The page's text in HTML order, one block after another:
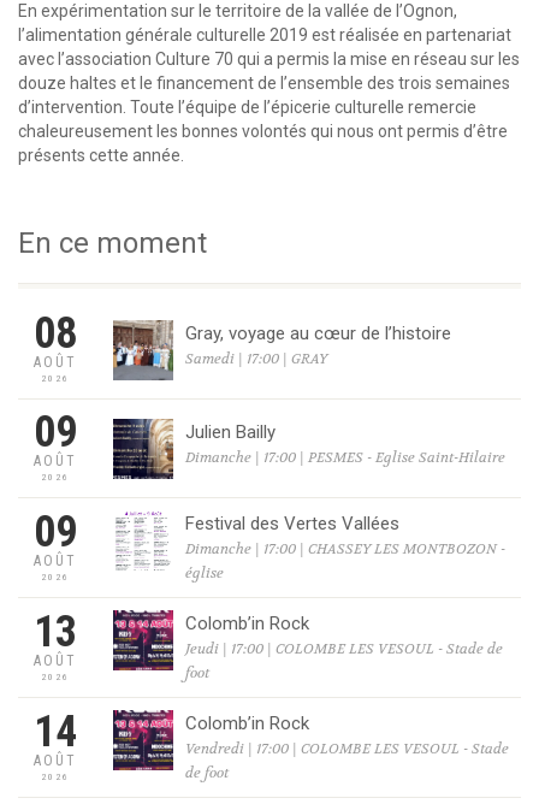
En expérimentation sur le territoire de la vallée de l’Ognon,
l’alimentation générale culturelle 2019 est réalisée en partenariat
avec l’association Culture 70 qui a permis la mise en réseau sur les
douze haltes et le financement de l’ensemble des trois semaines
d’intervention. Toute l’équipe de l’épicerie culturelle remercie
chaleureusement les bonnes volontés qui nous ont permis d’être
présents cette année.
En ce moment
08
AOÛT
2026
Gray, voyage au cœur de l’histoire
Samedi | 17:00 | GRAY
09
AOÛT
2026
Julien Bailly
Dimanche | 17:00 | PESMES - Eglise Saint-Hilaire
09
AOÛT
2026
Festival des Vertes Vallées
Dimanche | 17:00 | CHASSEY LES MONTBOZON -
église
13
AOÛT
2026
Colomb’in Rock
Jeudi | 17:00 | COLOMBE LES VESOUL - Stade de
foot
14
AOÛT
2026
Colomb’in Rock
Vendredi | 17:00 | COLOMBE LES VESOUL - Stade
de foot